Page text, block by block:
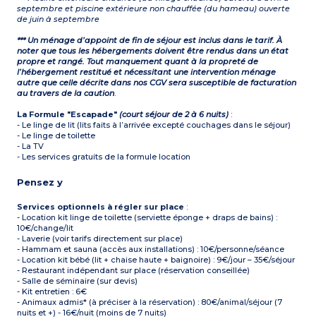
septembre et piscine extérieure non chauffée (du hameau) ouverte
de juin à septembre
*** Un ménage d’appoint de fin de séjour est inclus dans le tarif. À
noter que tous les hébergements doivent être rendus dans un état
propre et rangé. Tout manquement quant à la propreté de
l’hébergement restitué et nécessitant une intervention ménage
autre que celle décrite dans nos CGV sera susceptible de facturation
au travers de la caution.
La Formule "Escapade"(court séjour de 2 à 6 nuits) :
- Le linge de lit (lits faits à l’arrivée excepté couchages dans le séjour)
- Le linge de toilette
- La TV
- Les services gratuits de la formule location
Pensez y
Services optionnels à régler sur place :
- Location kit linge de toilette (serviette éponge + draps de bains) :
10€/change/lit
- Laverie (voir tarifs directement sur place)
- Hammam et sauna (accès aux installations) : 10€/personne/séance
- Location kit bébé (lit + chaise haute + baignoire) : 9€/jour – 35€/séjour
- Restaurant indépendant sur place (réservation conseillée)
- Salle de séminaire (sur devis)
- Kit entretien : 6€
- Animaux admis* (à préciser à la réservation) : 80€/animal/séjour (7
nuits et +) - 16€/nuit (moins de 7 nuits)